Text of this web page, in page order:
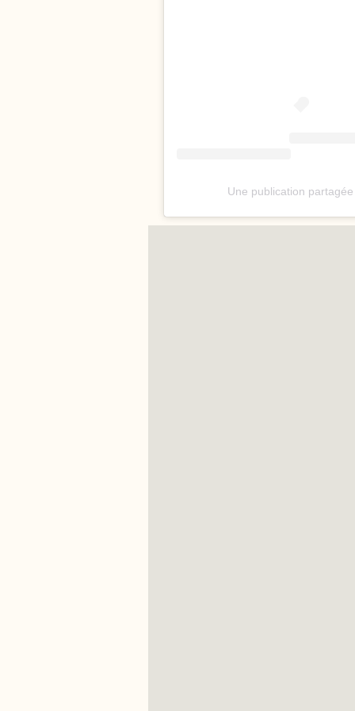
Une publication